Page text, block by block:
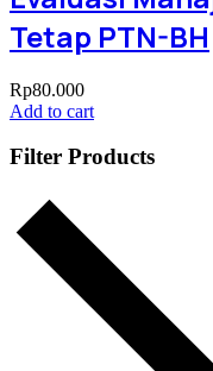
Tetap PTN-BH
Rp80.000
Add to cart
Filter Products